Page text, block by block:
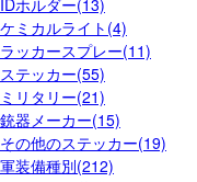
IDホルダー(13)
ケミカルライト(4)
ラッカースプレー(11)
ステッカー(55)
ミリタリー(21)
銃器メーカー(15)
その他のステッカー(19)
軍装備種別(212)